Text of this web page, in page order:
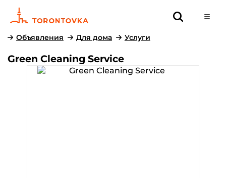
Объявления Для дома Услуги
Green Cleaning Service